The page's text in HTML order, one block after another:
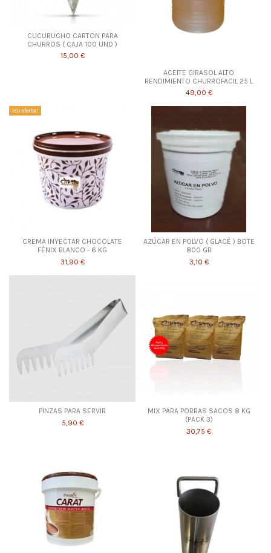
CUCURUCHO CARTON PARA
CHURROS ( CAJA 100 UND )
15,00 €
ACEITE GIRASOL ALTO
RENDIMIENTO CHURROFACIL 25 L
49,00 €
¡En oferta!
CREMA INYECTAR CHOCOLATE
FÉNIX BLANCO - 6 KG
31,90 €
AZÚCAR EN POLVO ( GLACÉ ) BOTE
800 GR
3,10 €
PINZAS PARA SERVIR
5,90 €
MIX PARA PORRAS SACOS 8 KG
(PACK 3)
30,75 €